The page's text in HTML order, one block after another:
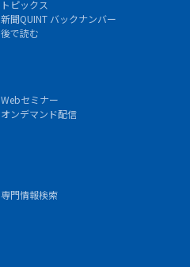
トピックス
新聞QUINT バックナンバー
後で読む
Webセミナー
オンデマンド配信
専門情報検索